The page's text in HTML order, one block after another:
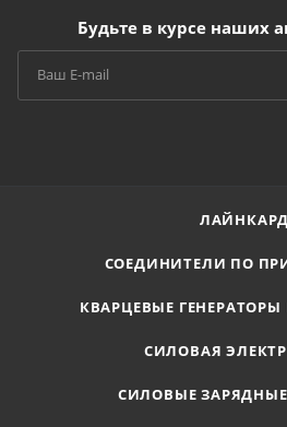
Будьте в курсе наших
ЛАЙНКАРД
СОЕДИНИТЕЛИ ПО
КВАРЦЕВЫЕ
СИЛОВАЯ
СИЛОВЫЕ